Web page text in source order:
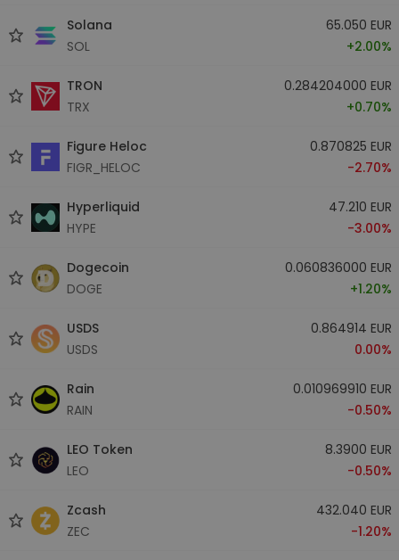
Solana
SOL
65.050 EUR
+2.00%
TRON
TRX
0.284204000 EUR
+0.70%
Figure Heloc
FIGR_HELOC
0.870825 EUR
-2.70%
Hyperliquid
HYPE
47.210 EUR
-3.00%
Dogecoin
DOGE
0.060836000 EUR
+1.20%
USDS
USDS
0.864914 EUR
0.00%
Rain
RAIN
0.010969910 EUR
-0.50%
LEO Token
LEO
8.3900 EUR
-0.50%
Zcash
ZEC
432.040 EUR
-1.20%